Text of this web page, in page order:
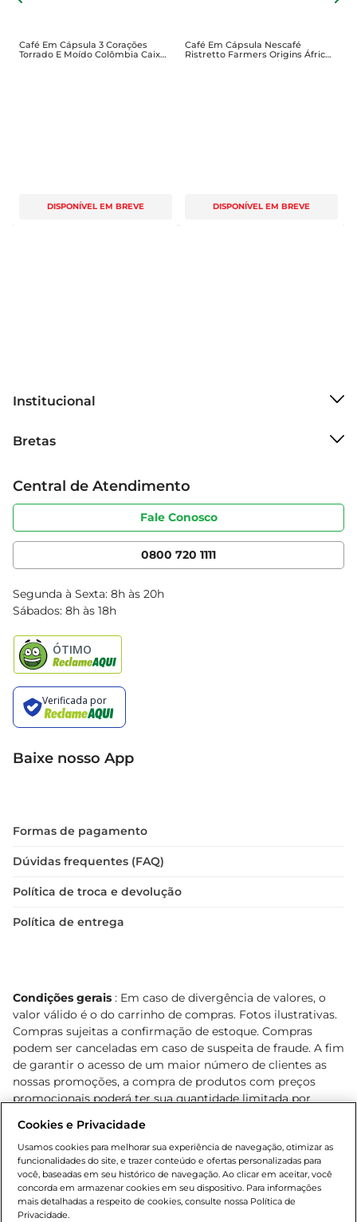
Café Em Cápsula 3 Corações
Torrado E Moído Colômbia Caixa
56g Com 10 Unidades
DISPONÍVEL EM BREVE
Café Em Cápsula Nescafé
Ristretto Farmers Origins Áfricas
Caixa 44g Com10 Unidades
DISPONÍVEL EM BREVE
Institucional
Grupo Cencosud
Sobre privacidade
Portal do fornecedor
Cencosud Media
Bretas
Produtos Bretas
Código de ética
Serviços
Clube Bretas
Blog Bretas
Black Friday
Central de Atendimento
Fale Conosco
0800 720 1111
Segunda à Sexta: 8h às 20h
Sábados: 8h às 18h
Baixe nosso App
Formas de pagamento
Dúvidas frequentes (FAQ)
Política de troca e devolução
Política de entrega
Condições gerais : Em caso de divergência de valores, o
valor válido é o do carrinho de compras. Fotos ilustrativas.
Compras sujeitas a confirmação de estoque. Compras
podem ser canceladas em caso de suspeita de fraude. A fim
de garantir o acesso de um maior número de clientes as
nossas promoções, a compra de produtos com preços
promocionais poderá ter sua quantidade limitada por
o e-commerce e válidos durante o dia de hoje, podendo
sofrer alterações sem prévia notificação. Proibida a venda
de bebidas alcoólicas para menores de 18 anos, conforme
Lei n.º 8069/90, art. 81, inciso II (Estatuto da Criança e do
Adolescente). Preços e condições exclusivos para o
www.bretas.com.br
Cookies e Privacidade
Usamos cookies para melhorar sua experiência de navegação, otimizar as
funcionalidades do site, e trazer conteúdo e ofertas personalizadas para
você, baseadas em seu histórico de navegação. Ao clicar em aceitar, você
concorda em armazenar cookies em seu dispositivo. Para informações
mais detalhadas a respeito de cookies, consulte nossa Política de
Privacidade.